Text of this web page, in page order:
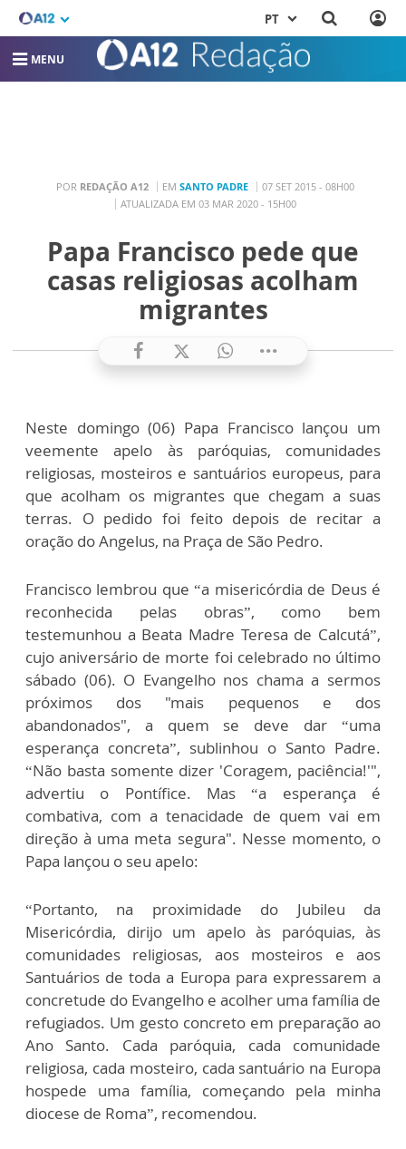
PT
MENU
POR REDAÇÃO A12 EM SANTO PADRE
07 SET 2015 - 08H00
ATUALIZADA EM 03 MAR 2020 - 15H00
Papa Francisco pede que
casas religiosas acolham
migrantes
Neste domingo (06) Papa Francisco lançou um
veemente apelo às paróquias, comunidades
religiosas, mosteiros e santuários europeus, para
que acolham os migrantes que chegam a suas
terras. O pedido foi feito depois de recitar a
oração do Angelus, na Praça de São Pedro.
Francisco lembrou que “a misericórdia de Deus é
reconhecida pelas obras”, como bem
testemunhou a Beata Madre Teresa de Calcutá”,
cujo aniversário de morte foi celebrado no último
sábado (06). O Evangelho nos chama a sermos
próximos dos "mais pequenos e dos
abandonados", a quem se deve dar “uma
esperança concreta”, sublinhou o Santo Padre.
“Não basta somente dizer 'Coragem, paciência!'",
advertiu o Pontífice. Mas “a esperança é
combativa, com a tenacidade de quem vai em
direção à uma meta segura". Nesse momento, o
Papa lançou o seu apelo:
“Portanto, na proximidade do Jubileu da
Misericórdia, dirijo um apelo às paróquias, às
comunidades religiosas, aos mosteiros e aos
Santuários de toda a Europa para expressarem a
concretude do Evangelho e acolher uma família de
refugiados. Um gesto concreto em preparação ao
Ano Santo. Cada paróquia, cada comunidade
religiosa, cada mosteiro, cada santuário na Europa
hospede uma família, começando pela minha
diocese de Roma”, recomendou.